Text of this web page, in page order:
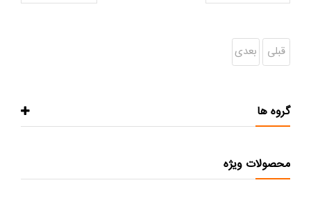
قبلی بعدی
گروه ها
محصولات ویژه